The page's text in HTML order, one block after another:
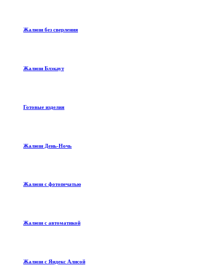
Жалюзи без сверления
Жалюзи Блэкаут
Готовые изделия
Жалюзи День-Ночь
Жалюзи с фотопечатью
Жалюзи с автоматикой
Жалюзи с Яндекс Алисой